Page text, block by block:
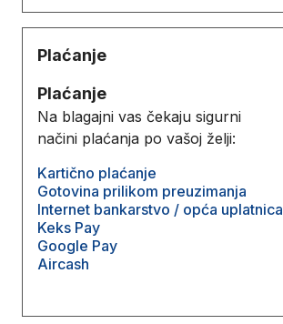
Plaćanje
Plaćanje
Na blagajni vas čekaju sigurni
načini plaćanja po vašoj želji:
Kartično plaćanje
Gotovina prilikom preuzimanja
Internet bankarstvo / opća uplatnica
Keks Pay
Google Pay
Aircash